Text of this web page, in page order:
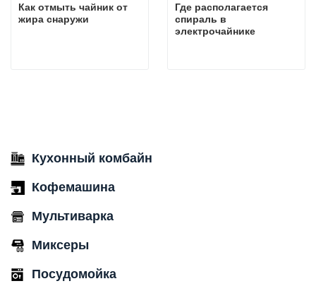
Как отмыть чайник от
жира снаружи
Где располагается
спираль в
электрочайнике
Кухонный комбайн
Кофемашина
Мультиварка
Миксеры
Посудомойка